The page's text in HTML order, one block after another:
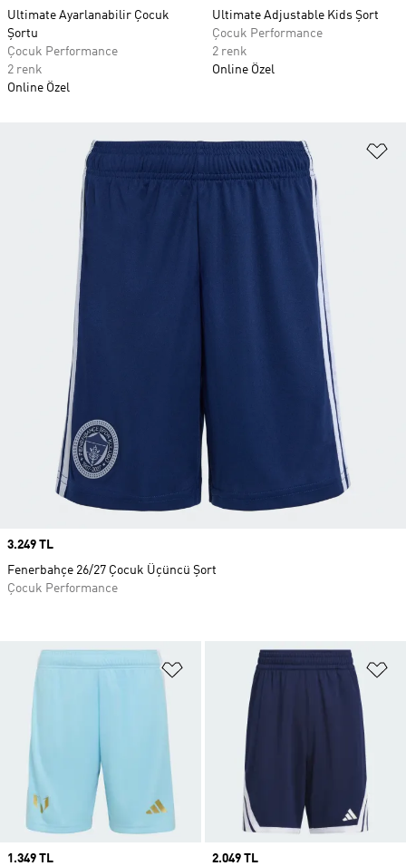
Ultimate Ayarlanabilir Çocuk
Şortu
Çocuk Performance
2 renk
Online Özel
Ultimate Adjustable Kids Şort
Çocuk Performance
2 renk
Online Özel
Favori Listesine Ekle
Price
1.349 TL
Price
2.049 TL
Price
3.249 TL
Fenerbahçe 26/27 Çocuk Üçüncü Şort
Çocuk Performance